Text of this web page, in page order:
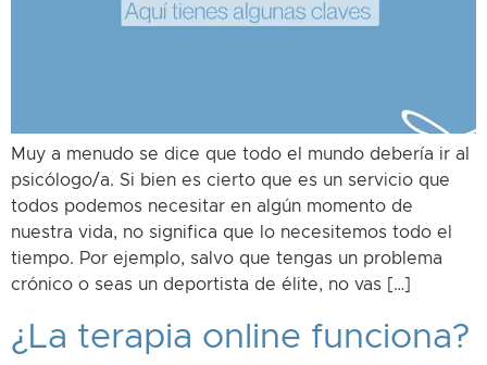
Muy a menudo se dice que todo el mundo debería ir al
psicólogo/a. Si bien es cierto que es un servicio que
todos podemos necesitar en algún momento de
nuestra vida, no significa que lo necesitemos todo el
tiempo. Por ejemplo, salvo que tengas un problema
crónico o seas un deportista de élite, no vas […]
¿La terapia online funciona?